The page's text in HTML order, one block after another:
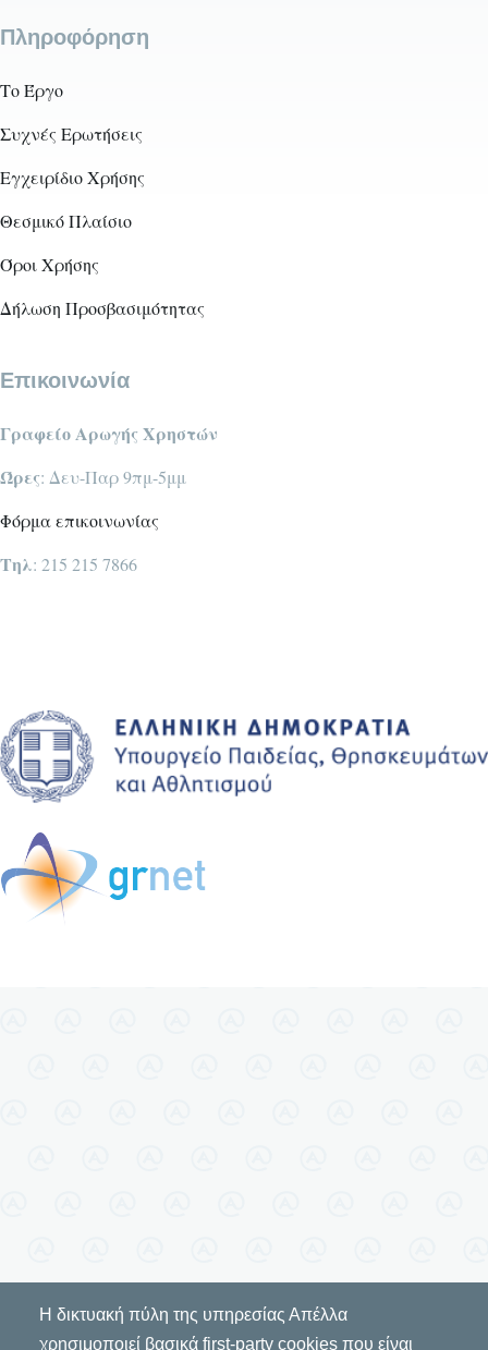
Η δικτυακή πύλη της υπηρεσίας Απέλλα
χρησιμοποιεί βασικά first-party cookies που είναι
Πληροφόρηση
Το Έργο
Συχνές Ερωτήσεις
Εγχειρίδιο Χρήσης
Θεσμικό Πλαίσιο
Όροι Χρήσης
Δήλωση Προσβασιμότητας
Επικοινωνία
Γραφείο Αρωγής Χρηστών
Ώρες: Δευ-Παρ 9πμ-5μμ
Φόρμα επικοινωνίας
Τηλ: 215 215 7866